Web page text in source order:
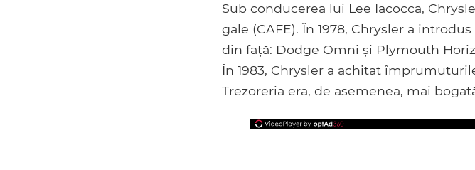
Sub conducerea lui Lee Iacocca,
gale (CAFE). În 1978, Chrysler a
din față: Dodge Omni și Plymouth
În 1983, Chrysler a achitat
Trezoreria era, de asemenea, mai